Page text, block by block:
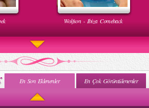
Wolfson - Ibiza Comeback
Ne Olur
En Son Eklenenler En Çok Görüntülenenler